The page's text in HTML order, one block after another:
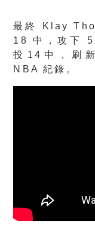
最終 Klay
18 中，攻下
投14中，刷
NBA 紀錄。